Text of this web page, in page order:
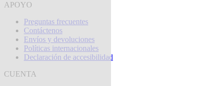
APOYO
Preguntas frecuentes
Contáctenos
Envíos y devoluciones
Políticas internacionales
Declaración de accesibilidad
CUENTA